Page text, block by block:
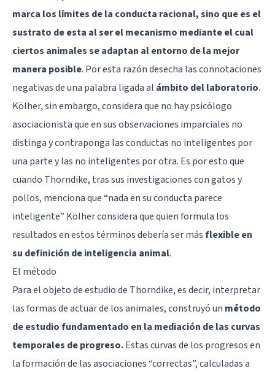
marca los límites de la conducta racional, sino que es el
sustrato de esta al ser el mecanismo mediante el cual
ciertos animales se adaptan al entorno de la mejor
manera posible. Por esta razón desecha las connotaciones
negativas de una palabra ligada al ámbito del laboratorio.
Kölher, sin embargo, considera que no hay psicólogo
asociacionista que en sus observaciones imparciales no
distinga y contraponga las conductas no inteligentes por
una parte y las no inteligentes por otra. Es por esto que
cuando Thorndike, tras sus investigaciones con gatos y
pollos, menciona que “nada en su conducta parece
inteligente” Kölher considera que quien formula los
resultados en estos términos debería ser másflexible en
su definición de inteligencia animal.
El método
Para el objeto de estudio de Thorndike, es decir, interpretar
las formas de actuar de los animales, construyó un método
de estudio fundamentado en la mediación de las curvas
temporales de progreso.Estas curvas de los progresos en
la formación de las asociaciones “correctas”, calculadas a